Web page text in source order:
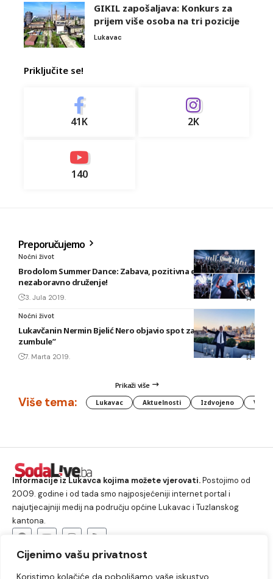
Cijenimo vašu privatnost
Koristimo kolačiće da poboljšamo vaše iskustvo
GIKIL zapošaljava: Konkurs za
prijem više osoba na tri pozicije
Lukavac
Priključite se!
41K 2K
140
Preporučujemo
Noćni život
Brodolom Summer Dance: Zabava, pozitivna energija i
nezaboravno druženje!
3. Jula 2019.
Noćni život
Lukavčanin Nermin Bjelić Nero objavio spot za pjesmu “Moj
zumbule”
7. Marta 2019.
Prikaži više
Više tema: Lukavac Aktuelnosti Izdvojeno
Informacije iz Lukavca kojima možete vjerovati.Postojimo od
2009. godine i od tada smo najposjećeniji internet portal i
najutjecajniji medij na području općine Lukavac i Tuzlanskog
kantona.